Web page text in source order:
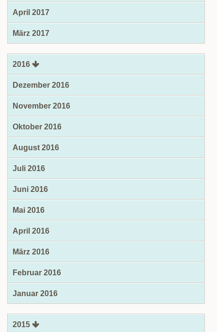
April 2017
März 2017
2016
Dezember 2016
November 2016
Oktober 2016
August 2016
Juli 2016
Juni 2016
Mai 2016
April 2016
März 2016
Februar 2016
Januar 2016
2015